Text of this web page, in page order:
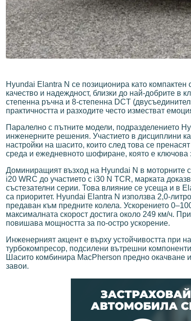
Hyundai Elantra N се позиционира като
качество и надеждност, близки до най-добрите в
степенна ръчна и 8-степенна DCT
практичността и разходите често изместват
Паралелно с пътните модели, подразделението
инженерните решения. Участието в дисциплини
настройки на шасито, които след това се
среда и ежедневното шофиране, която е ключова
Доминиращият възход на Hyundai N в моторните
i20 WRC до участието с i30 N TCR, марката
състезателни серии. Това влияние се усеща и в
са приоритет. Hyundai Elantra N използва 2,0-
предаван към предните колела. Ускорението
максималната скорост достига около 249 км/ч.
повишава мощността за по-остро ускорение.
Инженерният акцент е върху устойчивостта при
турбокомпресор, подсилени вътрешни
Шасито комбинира MacPherson предно окачване
завои.